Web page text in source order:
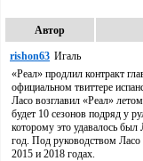
Автор
rishon63 Игаль
«Реал» продлил контракт
официальном твиттере
Ласо возглавил «Реал»
будет 10 сезонов подряд у
которому это удавалось
год. Под руководством Ласо
2015 и 2018 годах.